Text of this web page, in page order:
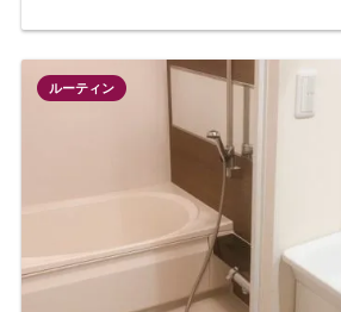
ルーティン